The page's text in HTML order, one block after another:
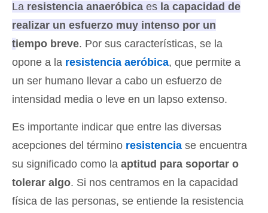
La resistencia anaeróbica es la capacidad de
realizar un esfuerzo muy intenso por un
tiempo breve. Por sus características, se la
opone a la resistencia aeróbica, que permite a
un ser humano llevar a cabo un esfuerzo de
intensidad media o leve en un lapso extenso.
Es importante indicar que entre las diversas
acepciones del término resistencia se encuentra
su significado como la aptitud para soportar o
tolerar algo. Si nos centramos en la capacidad
física de las personas, se entiende la resistencia